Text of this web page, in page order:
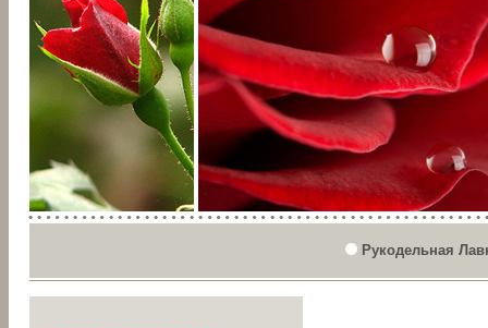
Рукодельная